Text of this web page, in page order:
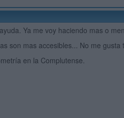
Ya me voy haciendo mas o
son mas accesibles... No me
en la Complutense.